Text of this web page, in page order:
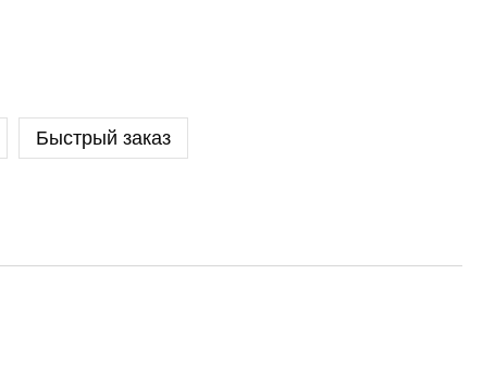
Быстрый заказ